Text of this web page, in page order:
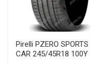
Pirelli PZERO SPORTS
CAR 245/45R18 100Y